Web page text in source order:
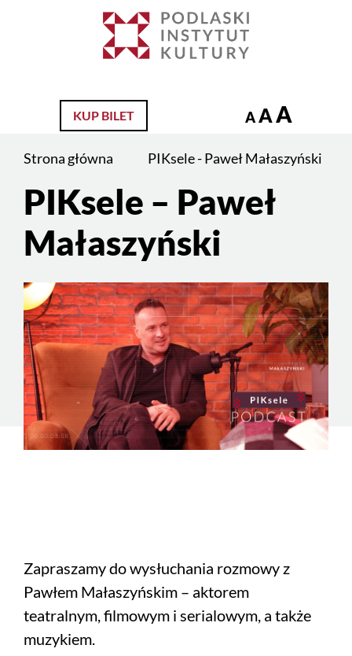
Małaszyński
KUP BILET A A A
Strona główna PIKsele - Paweł Małaszyński
Treść
stronyPIKsele – Paweł
Małaszyński
Zapraszamy do wysłuchania rozmowy z
Pawłem Małaszyńskim – aktorem
teatralnym, filmowym i serialowym, a także
muzykiem.